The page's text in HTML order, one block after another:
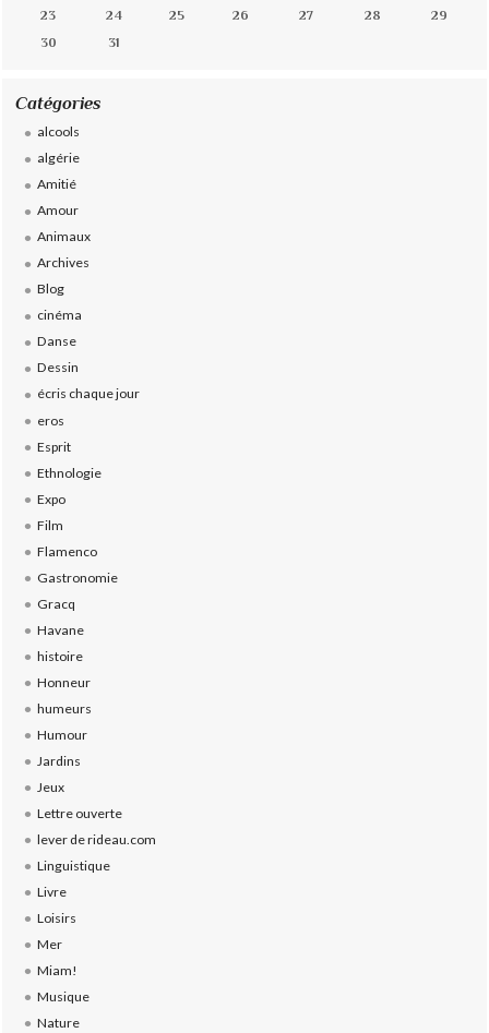
23
24 25 26 27 28
29
30
31
Catégories
alcools
algérie
Amitié
Amour
Animaux
Archives
Blog
cinéma
Danse
Dessin
écris chaque jour
eros
Esprit
Ethnologie
Expo
Film
Flamenco
Gastronomie
Gracq
Havane
histoire
Honneur
humeurs
Humour
Jardins
Jeux
Lettre ouverte
lever de rideau.com
Linguistique
Livre
Loisirs
Mer
Miam!
Musique
Nature